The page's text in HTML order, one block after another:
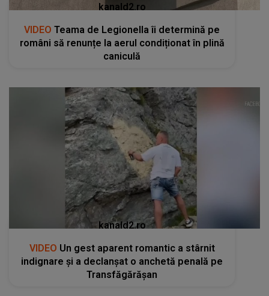
kanald2.ro
VIDEO Teama de Legionella îi determină pe
români să renunțe la aerul condiționat în plină
caniculă
kanald2.ro
VIDEO Un gest aparent romantic a stârnit
indignare și a declanșat o anchetă penală pe
Transfăgărășan